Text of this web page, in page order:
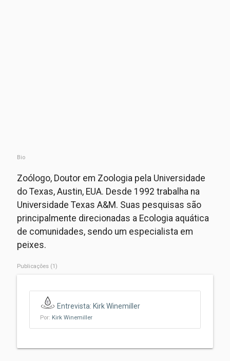
Bio
Zoólogo, Doutor em Zoologia pela Universidade
do Texas, Austin, EUA. Desde 1992 trabalha na
Universidade Texas A&M. Suas pesquisas são
principalmente direcionadas a Ecologia aquática
de comunidades, sendo um especialista em
peixes.
Publicações (1)
Entrevista: Kirk Winemiller
Por: Kirk Winemiller